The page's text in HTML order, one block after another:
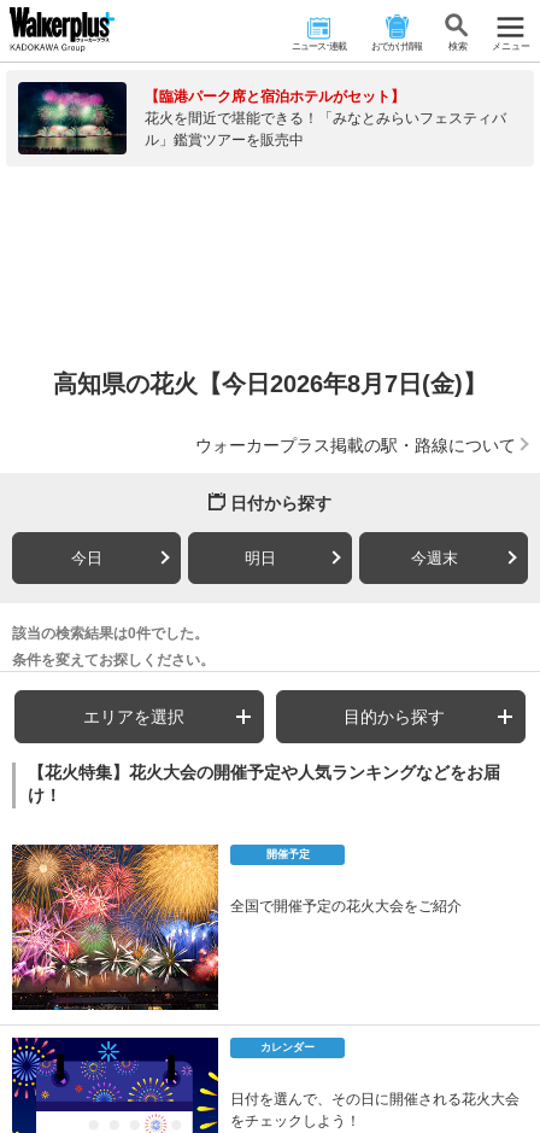
ニュース･連載 おでかけ情報 検 索 メニュー
【臨港パーク席と宿泊ホテルがセット】
花火を間近で堪能できる！「みなとみらいフェスティバ
ル」鑑賞ツアーを販売中
高知県の花火【今日2026年8月7日(金)】
ウォーカープラス掲載の駅・路線について
日付から探す
今日 明日 今週末
該当の検索結果は0件でした。
条件を変えてお探しください。
エリアを選択 目的から探す
【花火特集】花火大会の開催予定や人気ランキングなどをお届
け！
開催予定
全国で開催予定の花火大会をご紹介
カレンダー
日付を選んで、その日に開催される花火大会
をチェックしよう！